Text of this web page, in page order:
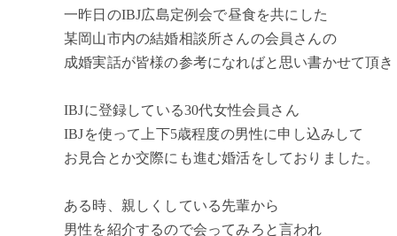
一昨日のIBJ広島定例会で昼食を共にした
某岡山市内の結婚相談所さんの会員さんの
成婚実話が皆様の参考になればと思い書かせて頂
IBJに登録している30代女性会員さん
IBJを使って上下5歳程度の男性に申し込みして
お見合とか交際にも進む婚活をしておりました。
ある時、親しくしている先輩から
男性を紹介するので会ってみろと言われ